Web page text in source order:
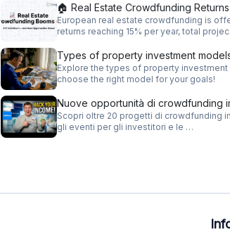
🏠 Real Estate Crowdfunding
European real estate crowdfunding is
returns reaching 15% per year, total
Types of property investment
Explore the types of property
choose the right model for your goals!
Nuove opportunità di crowdfunding
Scopri oltre 20 progetti di crowdfunding
gli eventi per gli investitori e le …